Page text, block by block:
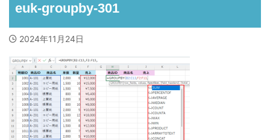
euk-groupby-301
2024年11月24日